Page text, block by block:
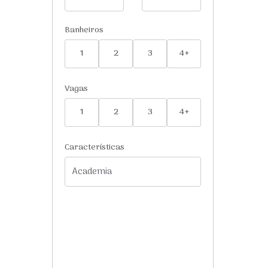
Banheiros
1
2 3 4+
Vagas
1
2 3 4+
Características